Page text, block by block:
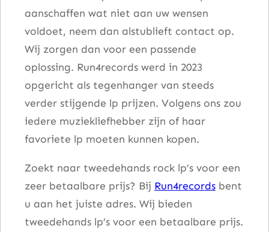
aanschaffen wat niet aan uw wensen
voldoet, neem dan alstublieft contact op.
Wij zorgen dan voor een passende
oplossing. Run4records werd in 2023
opgericht als tegenhanger van steeds
verder stijgende lp prijzen. Volgens ons zou
iedere muziekliefhebber zijn of haar
favoriete lp moeten kunnen kopen.
Zoekt naar tweedehands rock lp’s voor een
zeer betaalbare prijs? Bij Run4records bent
u aan het juiste adres. Wij bieden
tweedehands lp’s voor een betaalbare prijs.